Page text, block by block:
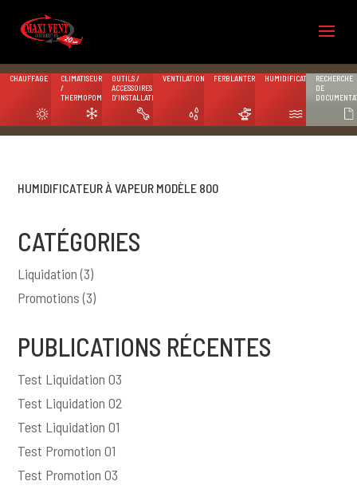
CHAUFFAGE
CLIMATISEURS
/
THERMOPOMPES
OUTILS /
ACCESSOIRES
D’INSTALLATION
VENTILATION FERBLANTERIE HUMIDIFICATIONRECHERCHE
DE
HUMIDIFICATEUR À VAPEUR MODÈLE 800
CATÉGORIES
Liquidation(3)
Promotions(3)
PUBLICATIONS RÉCENTES
Test Liquidation 03
Test Liquidation 02
Test Liquidation 01
Test Promotion 01
Test Promotion 03